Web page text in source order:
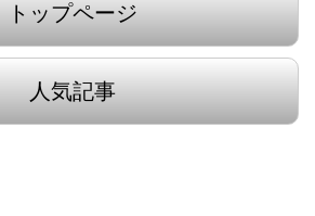
トップページ
人気記事